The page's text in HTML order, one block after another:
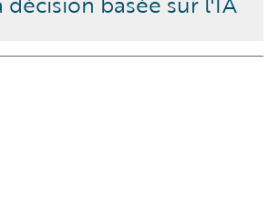
les sinistres et les interactions